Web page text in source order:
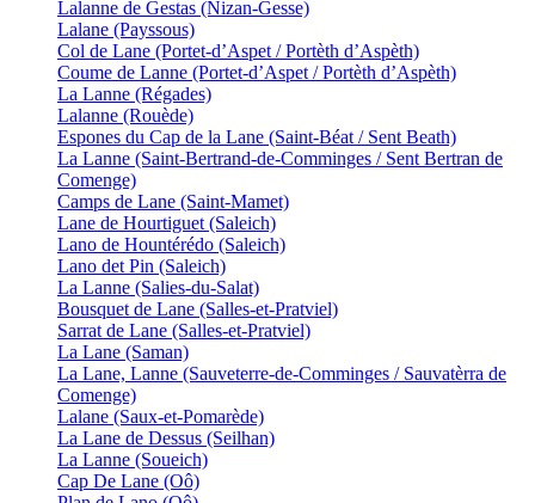
Lalanne de Gestas (Nizan-Gesse)
Lalane (Payssous)
Col de Lane (Portet-d’Aspet / Portèth d’Aspèth)
Coume de Lanne (Portet-d’Aspet / Portèth d’Aspèth)
La Lanne (Régades)
Lalanne (Rouède)
Espones du Cap de la Lane (Saint-Béat / Sent Beath)
La Lanne (Saint-Bertrand-de-Comminges / Sent Bertran de
Comenge)
Camps de Lane (Saint-Mamet)
Lane de Hourtiguet (Saleich)
Lano de Hountérédo (Saleich)
Lano det Pin (Saleich)
La Lanne (Salies-du-Salat)
Bousquet de Lane (Salles-et-Pratviel)
Sarrat de Lane (Salles-et-Pratviel)
La Lane (Saman)
La Lane, Lanne (Sauveterre-de-Comminges / Sauvatèrra de
Comenge)
Lalane (Saux-et-Pomarède)
La Lane de Dessus (Seilhan)
La Lanne (Soueich)
Cap De Lane (Oô)